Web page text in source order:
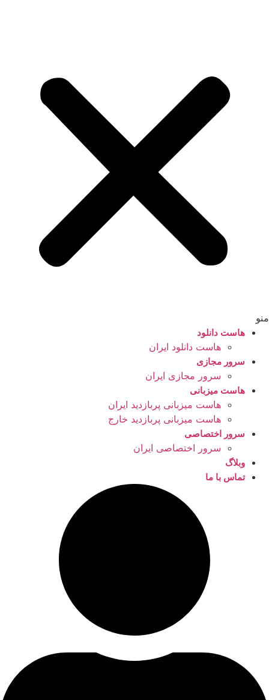
منو
هاست دانلود
هاست دانلود ایران
سرور مجازی
سرور مجازی ایران
هاست میزبانی
هاست میزبانی پربازدید ایران
هاست میزبانی پربازدید خارج
سرور اختصاصی
سرور اختصاصی ایران
وبلاگ
تماس با ما